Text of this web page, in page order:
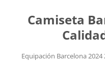
Camiseta
Equipación Barcelona